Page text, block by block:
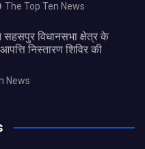
The Top Ten News
सहसपुर विधानसभा क्षेत्र के
निस्तारण शिविर की
News